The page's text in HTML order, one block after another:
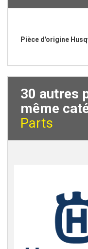
Pièce d'origine
30 autres
même
Parts